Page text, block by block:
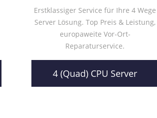
Erstklassiger Service für Ihre 4 Wege
Server Lösung. Top Preis & Leistung,
europaweite Vor-Ort-
Reparaturservice.
4 (Quad) CPU Server